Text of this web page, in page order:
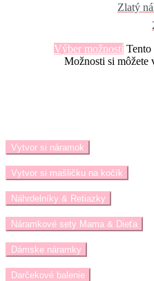
Zlatý
Výber možností Tento
Možnosti si môžete
Vytvor si náramok
Vytvor si mašličku na kočík
Náhrdelníky & Retiazky
Náramkové sety Mama & Dieťa
Dámske náramky
Darčekové balenie